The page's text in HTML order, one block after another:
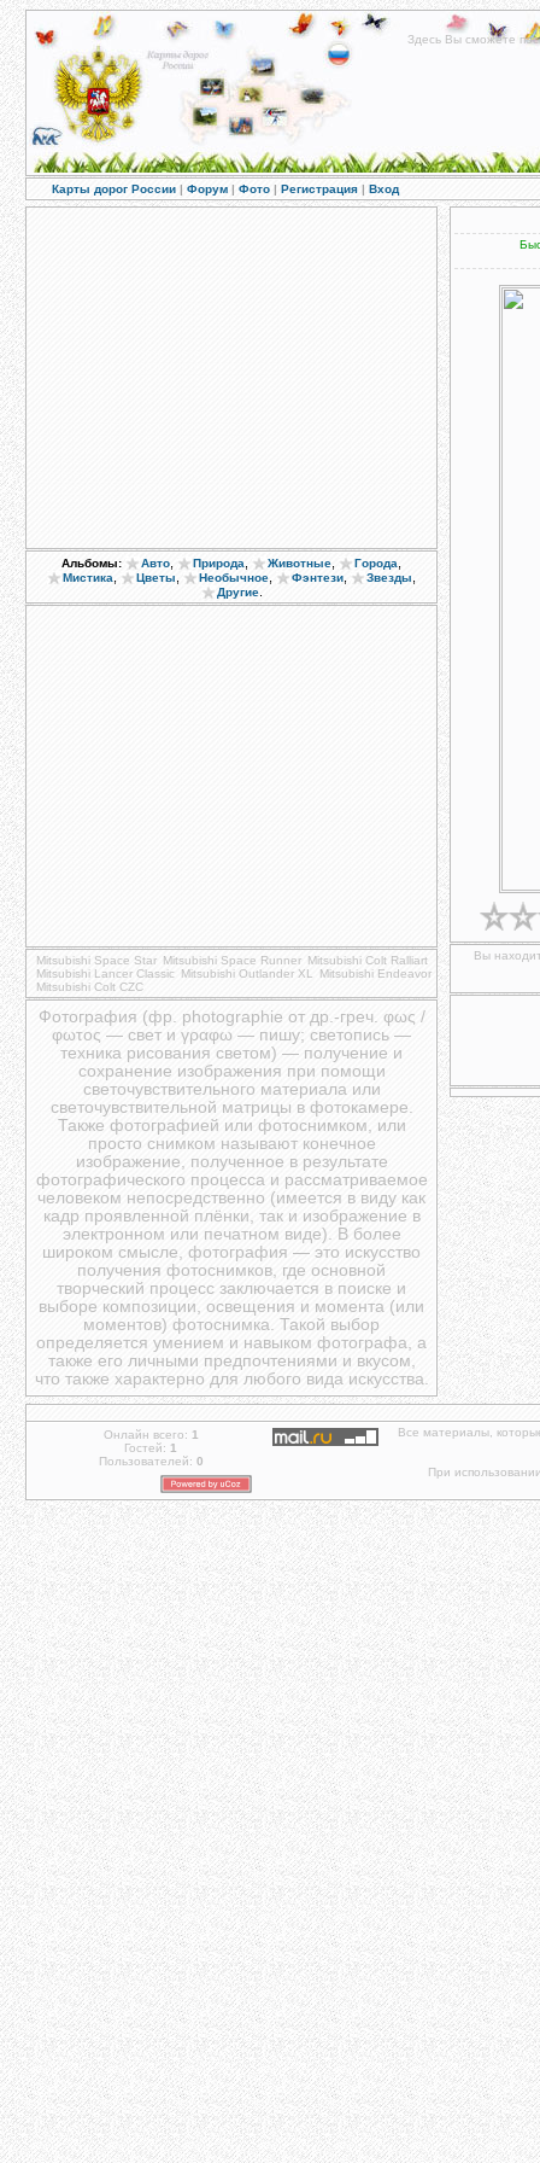
Здесь Вы сможете
Карты дорог России | Форум | Фото | Регистрация | Вход
Альбомы: Авто Природа Животные Города
Мистика Цветы Необычное Фэнтези Звезды
Другие.
Mitsubishi Space Star Mitsubishi Space Runner Mitsubishi Colt Ralliart
Mitsubishi Lancer Classic Mitsubishi Outlander XL
Mitsubishi Endeavor
Mitsubishi Colt CZC
Фотография (фр. photographie от др.-греч. φως /
φωτος — свет и γραφω — пишу; светопись —
техника рисования светом) — получение и
сохранение изображения при помощи
светочувствительного материала или
светочувствительной матрицы в фотокамере.
Также фотографией или фотоснимком, или
просто снимком называют конечное
изображение, полученное в результате
фотографического процесса и рассматриваемое
человеком непосредственно (имеется в виду как
кадр проявленной плёнки, так и изображение в
электронном или печатном виде). В более
широком смысле, фотография — это искусство
получения фотоснимков, где основной
творческий процесс заключается в поиске и
выборе композиции, освещения и момента (или
моментов) фотоснимка. Такой выбор
определяется умением и навыком фотографа, а
также его личными предпочтениями и вкусом,
что также характерно для любого вида искусства.
Вы
Онлайн всего: 1
Гостей: 1
Пользователей: 0
Все материалы,
При